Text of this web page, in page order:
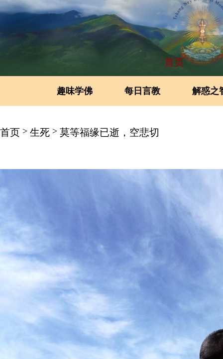
首页
趣味学佛 每日言教 解惑之
首页 > 生死 > 莫等福缘已逝，空悲切